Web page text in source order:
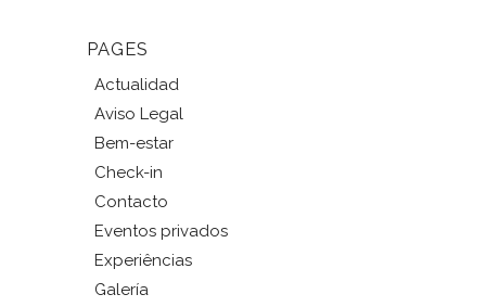
PAGES
Actualidad
Aviso Legal
Bem-estar
Check-in
Contacto
Eventos privados
Experiências
Galería